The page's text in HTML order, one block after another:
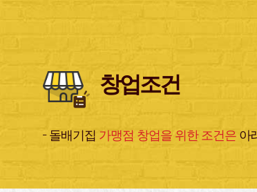
창업조건
– 돌배기집 가맹점 창업을 위한 조건은아